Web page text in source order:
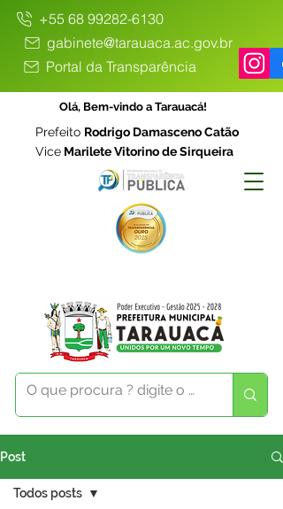
+55 68 99282-6130
gabinete@tarauaca.ac.gov.br
Portal da Transparência
Olá, Bem-vindo a Tarauacá!
Prefeito Rodrigo Damasceno Catão
Vice Marilete Vitorino de Sirqueira
Post
Todos posts